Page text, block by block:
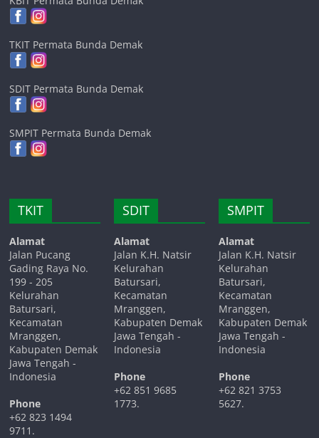
TKIT Permata Bunda Demak
SDIT Permata Bunda Demak
SMPIT Permata Bunda Demak
TKIT
Alamat
Jalan Pucang
Gading Raya No.
199 - 205
Kelurahan
Batursari,
Kecamatan
Mranggen,
Kabupaten Demak
Jawa Tengah -
Indonesia
Phone
+62 823 1494
9711.
SDIT
Alamat
Jalan K.H. Natsir
Kelurahan
Batursari,
Kecamatan
Mranggen,
Kabupaten Demak
Jawa Tengah -
Indonesia
Phone
+62 851 9685
1773.
SMPIT
Alamat
Jalan K.H. Natsir
Kelurahan
Batursari,
Kecamatan
Mranggen,
Kabupaten Demak
Jawa Tengah -
Indonesia
Phone
+62 821 3753
5627.